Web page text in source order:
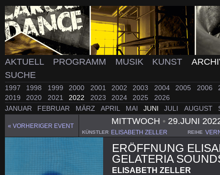
AKTUELL PROGRAMM MUSIK KUNST
SUCHE
1997 1998 1999 2000 2001 2002 2003 2004 2005 2006
2019
2020 2021 2022 2023 2024 2025
2026
JANUAR
FEBRUAR MÄRZ APRIL MAI JUNI JULI AUGUST
« VORHERIGER EVENT
MITTWOCH •29.JUNI
KÜNSTLER ELISABETH ZELLER REIHE
ERÖFFNUNG
GELATERIA
ELISABETH ZELLER